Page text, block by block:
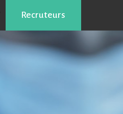
Recruteurs